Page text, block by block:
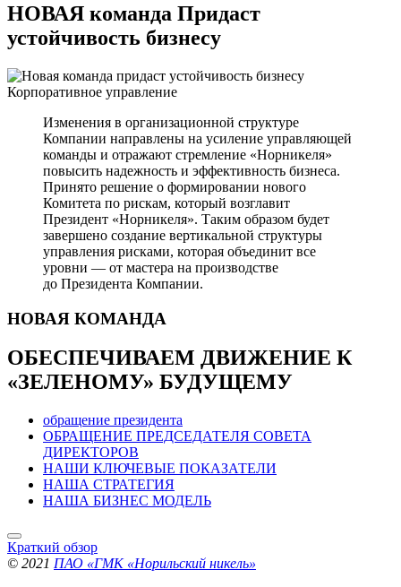
НОВАЯ команда Придаст
устойчивость бизнесу
Корпоративное управление
Изменения в организационной структуре
Компании направлены на усиление управляющей
команды и отражают стремление «Норникеля»
повысить надежность и эффективность бизнеса.
Принято решение о формировании нового
Комитета по рискам, который возглавит
Президент «Норникеля». Таким образом будет
завершено создание вертикальной структуры
управления рисками, которая объединит все
уровни — от мастера на производстве
до Президента Компании.
НОВАЯ КОМАНДА
ОБЕСПЕЧИВАЕМ ДВИЖЕНИЕ К
«ЗЕЛЕНОМУ» БУДУЩЕМУ
обращение президента
ОБРАЩЕНИЕ ПРЕДСЕДАТЕЛЯ СОВЕТА
ДИРЕКТОРОВ
НАШИ КЛЮЧЕВЫЕ ПОКАЗАТЕЛИ
НАША СТРАТЕГИЯ
НАША БИЗНЕС МОДЕЛЬ
Краткий обзор
© 2021 ПАО «ГМК «Норильский никель»